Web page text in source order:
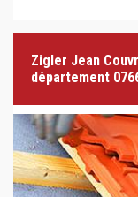
Zigler Jean
département